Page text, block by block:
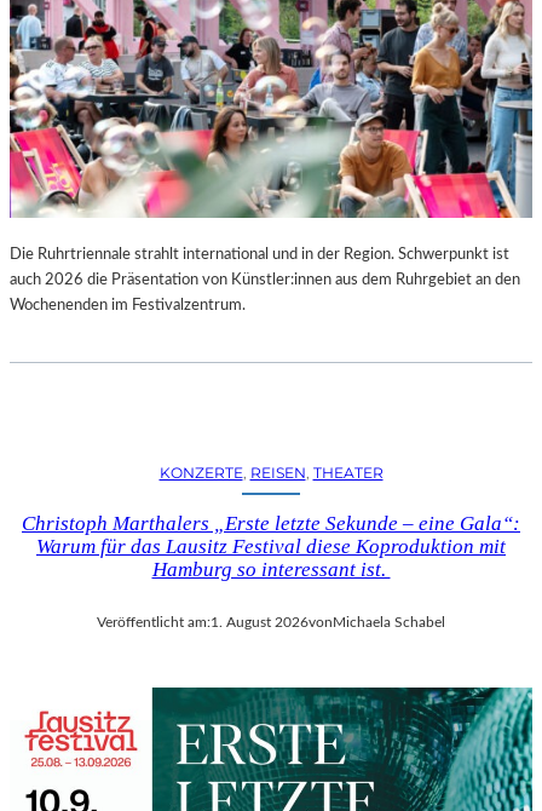
Die Ruhrtriennale strahlt international und in der Region. Schwerpunkt ist
auch 2026 die Präsentation von Künstler:innen aus dem Ruhrgebiet an den
Wochenenden im Festivalzentrum.
KONZERTE, REISEN, THEATER
Christoph Marthalers „Erste letzte Sekunde – eine Gala“:
Warum für das Lausitz Festival diese Koproduktion mit
Hamburg so interessant ist.
Veröffentlicht am:1. August 2026von Michaela Schabel